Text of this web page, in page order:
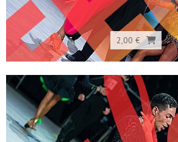
2,00 €